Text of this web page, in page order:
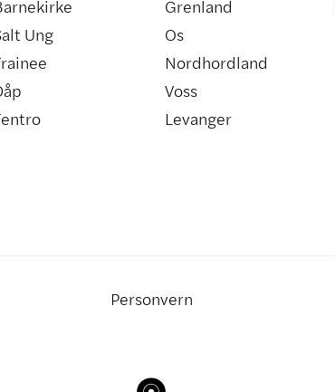
Ung
Grenland
Os
Nordhordland
Voss
Levanger
Personvern